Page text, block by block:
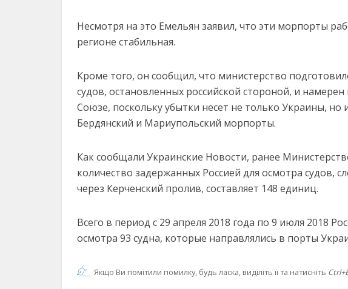
Несмотря на это Емельян заявил, что эти морпорты
регионе стабильная.
Кроме того, он сообщил, что министерство
судов, остановленных российской стороной, и
Союзе, поскольку убытки несет не только Украины, но
Бердянский и Мариупольский морпорты.
Как сообщали Украинские Новости, ранее
количество задержанных Россией для осмотра судов,
через Керченский пролив, составляет 148 единиц.
Всего в период с 29 апреля 2018 года по 9 июля 2018
осмотра 93 судна, которые направлялись в порты
Якщо Ви помітили помилку, будь ласка, виділіть її та натисніть